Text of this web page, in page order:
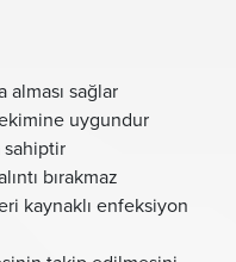
sağlar
uygundur
sahiptir
bırakmaz
kaynaklı enfeksiyon